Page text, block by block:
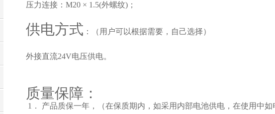
压力连接：M20 × 1.5(外螺纹)；
供电方式 ：（用户可以根据需要，自己选择）
外接直流24V电压供电。
质量保障：
1 ． 产品质保一年，（在保质期内，如采用内部电池供电，在使用中